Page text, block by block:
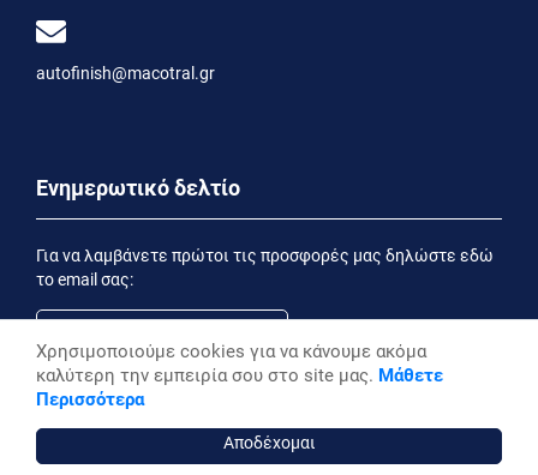
autofinish@macotral.gr
Ενημερωτικό δελτίο
Για να λαμβάνετε πρώτοι τις προσφορές μας δηλώστε εδώ
το email σας:
Εγγραφή
Έχοντας ενημερωθεί από την
επιθυμώ να λαμβάνω ενημερωτικά email
Χρησιμοποιούμε cookies για να κάνουμε ακόμα
καλύτερη την εμπειρία σου στο site μας. Μάθετε
Περισσότερα
Αποδέχομαι